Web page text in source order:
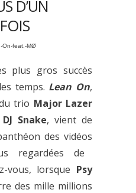
D’UN
plus gros succès
temps. Lean On,
trio Major Lazer
DJ Snake, vient de
des vidéos
regardées de
vous, lorsque Psy
des mille millions